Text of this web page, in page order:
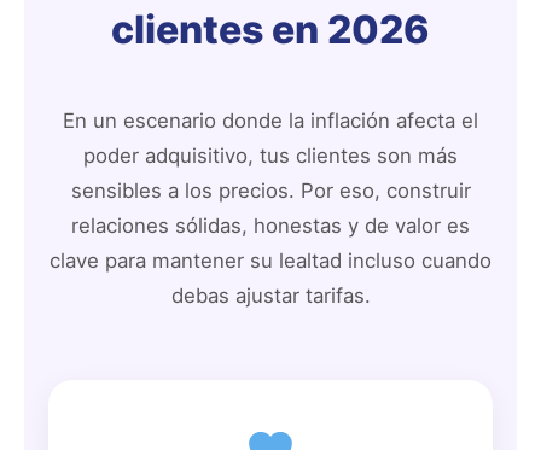
clientes en 2026
En un escenario donde la inflación afecta el
poder adquisitivo, tus clientes son más
sensibles a los precios. Por eso, construir
relaciones sólidas, honestas y de valor es
clave para mantener su lealtad incluso cuando
debas ajustar tarifas.